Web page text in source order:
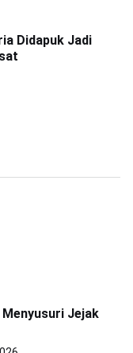
Didapuk Jadi
Jejak